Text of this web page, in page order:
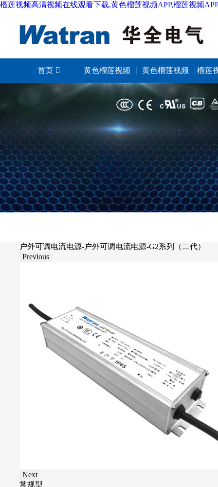
榴莲视频高清视频在线观看下载,黄色榴莲视频APP,榴莲视频
首页 黄色榴莲视频 黄色榴莲视频
APP照明
榴莲
户外可调电流电源-户外可调电流电源-G2系列（二代）
Previous
Next
常规型
调光款